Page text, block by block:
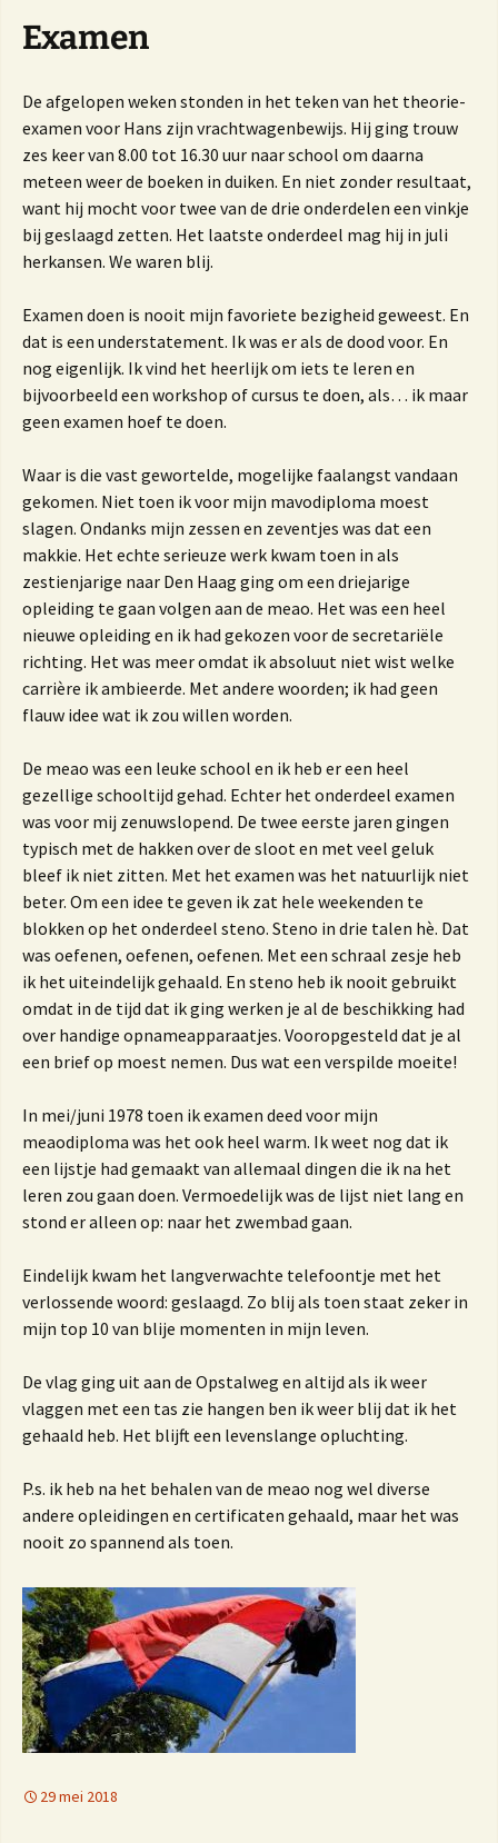
Examen
De afgelopen weken stonden in het teken van het theorie-
examen voor Hans zijn vrachtwagenbewijs. Hij ging trouw
zes keer van 8.00 tot 16.30 uur naar school om daarna
meteen weer de boeken in duiken. En niet zonder resultaat,
want hij mocht voor twee van de drie onderdelen een vinkje
bij geslaagd zetten. Het laatste onderdeel mag hij in juli
herkansen. We waren blij.
Examen doen is nooit mijn favoriete bezigheid geweest. En
dat is een understatement. Ik was er als de dood voor. En
nog eigenlijk. Ik vind het heerlijk om iets te leren en
bijvoorbeeld een workshop of cursus te doen, als… ik maar
geen examen hoef te doen.
Waar is die vast gewortelde, mogelijke faalangst vandaan
gekomen. Niet toen ik voor mijn mavodiploma moest
slagen. Ondanks mijn zessen en zeventjes was dat een
makkie. Het echte serieuze werk kwam toen in als
zestienjarige naar Den Haag ging om een driejarige
opleiding te gaan volgen aan de meao. Het was een heel
nieuwe opleiding en ik had gekozen voor de secretariële
richting. Het was meer omdat ik absoluut niet wist welke
carrière ik ambieerde. Met andere woorden; ik had geen
flauw idee wat ik zou willen worden.
De meao was een leuke school en ik heb er een heel
gezellige schooltijd gehad. Echter het onderdeel examen
was voor mij zenuwslopend. De twee eerste jaren gingen
typisch met de hakken over de sloot en met veel geluk
bleef ik niet zitten. Met het examen was het natuurlijk niet
beter. Om een idee te geven ik zat hele weekenden te
blokken op het onderdeel steno. Steno in drie talen hè. Dat
was oefenen, oefenen, oefenen. Met een schraal zesje heb
ik het uiteindelijk gehaald. En steno heb ik nooit gebruikt
omdat in de tijd dat ik ging werken je al de beschikking had
over handige opnameapparaatjes. Vooropgesteld dat je al
een brief op moest nemen. Dus wat een verspilde moeite!
In mei/juni 1978 toen ik examen deed voor mijn
meaodiploma was het ook heel warm. Ik weet nog dat ik
een lijstje had gemaakt van allemaal dingen die ik na het
leren zou gaan doen. Vermoedelijk was de lijst niet lang en
stond er alleen op: naar het zwembad gaan.
Eindelijk kwam het langverwachte telefoontje met het
verlossende woord: geslaagd. Zo blij als toen staat zeker in
mijn top 10 van blije momenten in mijn leven.
De vlag ging uit aan de Opstalweg en altijd als ik weer
vlaggen met een tas zie hangen ben ik weer blij dat ik het
gehaald heb. Het blijft een levenslange opluchting.
P.s. ik heb na het behalen van de meao nog wel diverse
andere opleidingen en certificaten gehaald, maar het was
nooit zo spannend als toen.
29 mei 2018